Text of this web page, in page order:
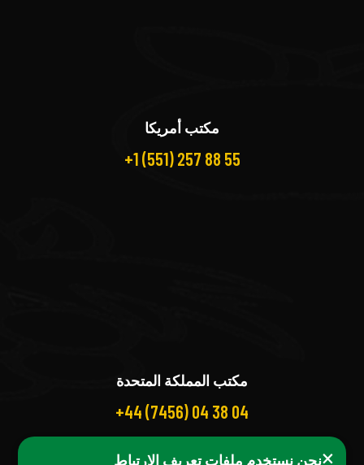
مكتب أمريكا
+1 (551) 257 88 55
مكتب المملكة المتحدة
+44 (7456) 04 38 04
×نحن نستخدم ملفات تعريف الارتباط